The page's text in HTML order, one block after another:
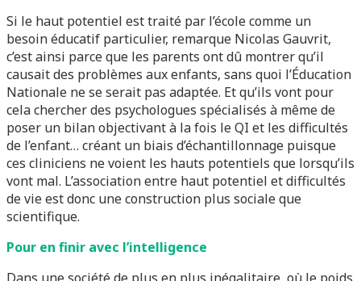
Si le haut potentiel est traité par l’école comme un
besoin éducatif particulier, remarque Nicolas Gauvrit,
c’est ainsi parce que les parents ont dû montrer qu’il
causait des problèmes aux enfants, sans quoi l’Éducation
Nationale ne se serait pas adaptée. Et qu’ils vont pour
cela chercher des psychologues spécialisés à même de
poser un bilan objectivant à la fois le QI et les difficultés
de l’enfant… créant un biais d’échantillonnage puisque
ces cliniciens ne voient les hauts potentiels que lorsqu’ils
vont mal. L’association entre haut potentiel et difficultés
de vie est donc une construction plus sociale que
scientifique.
Pour en finir avec l’intelligence